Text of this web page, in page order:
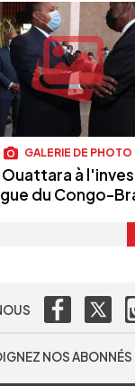
GALERIE DE PHOTO
à
du Congo-
NOS ABONNÉS